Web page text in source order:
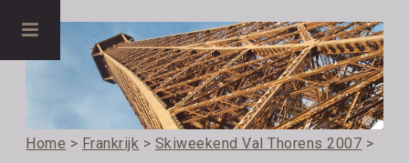
Home > Frankrijk > Skiweekend Val Thorens 2007 >